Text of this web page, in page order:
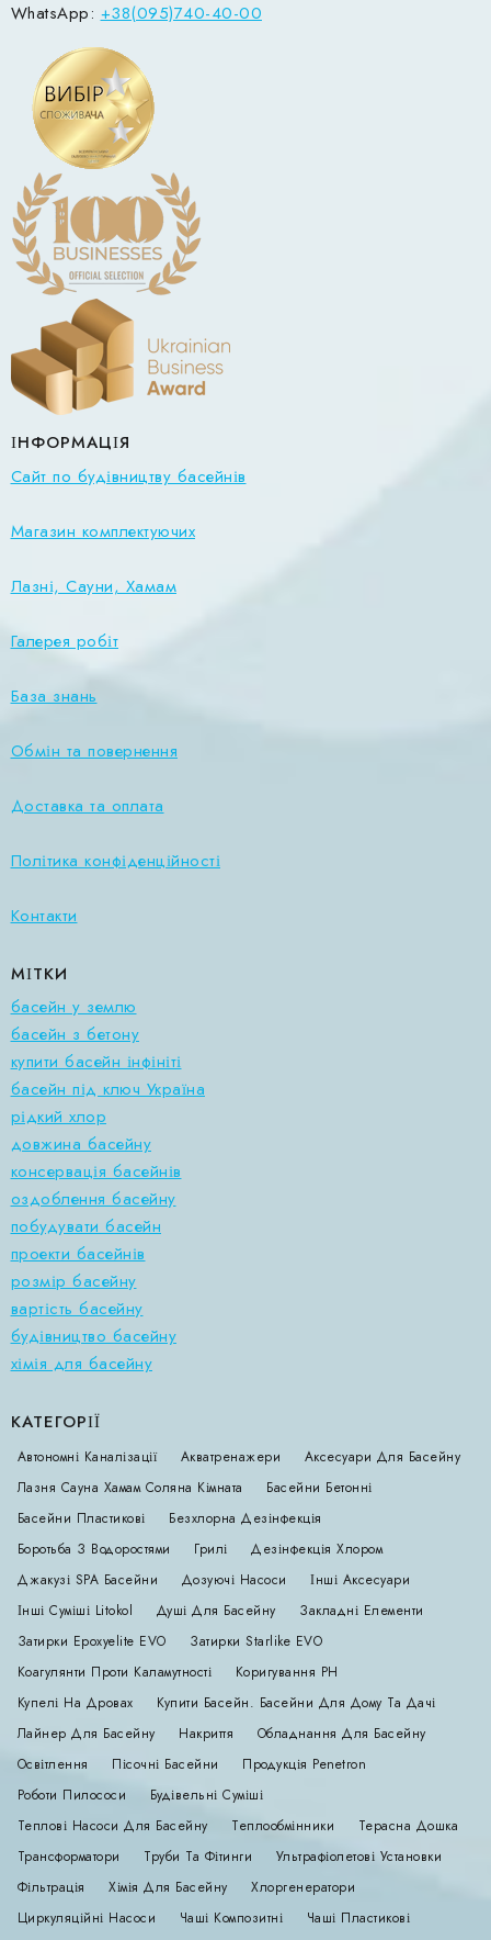
WhatsApp:+38(095)740-40-00
ІНФОРМАЦІЯ
Сайт по будівництву басейнів
Магазин комплектуючих
Лазні, Сауни, Хамам
Галерея робіт
База знань
Обмін та повернення
Доставка та оплата
Політика конфіденційності
Контакти
МІТКИ
басейн у землю
басейн з бетону
купити басейн інфініті
басейн під ключ Україна
рідкий хлор
довжина басейну
консервація басейнів
оздоблення басейну
побудувати басейн
проекти басейнів
розмір басейну
вартість басейну
будівництво басейну
хімія для басейну
КАТЕГОРІЇ
Автономні Каналізації Акватренажери
Аксесуари Для Басейну
Лазня Сауна Хамам Соляна Кімната
Басейни Бетонні
Басейни Пластикові
Безхлорна Дезінфекція
Боротьба З Водоростями
Грилі
Дезінфекція Хлором
Джакузі SPA Басейни
Дозуючі Насоси
Інші Аксесуари
Інші Суміші Litokol
Душі Для Басейну
Закладні Елементи
Затирки Epoxyelite EVO
Затирки Starlike EVO
Коагулянти Проти Каламутності
Коригування РН
Купелі На Дровах
Купити Басейн. Басейни Для Дому Та Дачі
Лайнер Для Басейну
Накриття
Обладнання Для Басейну
Освітлення
Пісочні Басейни
Продукція Penetron
Роботи Пилососи
Будівельні Суміші
Теплові Насоси Для Басейну
Теплообмінники
Терасна Дошка
Трансформатори
Труби Та Фітинги
Ультрафіолетові Установки
Фільтрація
Хімія Для Басейну
Хлоргенератори
Циркуляційні Насоси
Чаші Композитні
Чаші Пластикові